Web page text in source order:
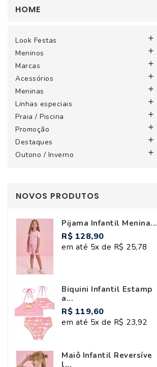
HOME
Look Festas 
Meninos 
Marcas 
Acessórios 
Meninas 
Linhas especiais 
Praia / Piscina 
Promoção 
Destaques 
Outono / Inverno 
NOVOS PRODUTOS
Pijama Infantil Menina...
R$ 128,90
em até 5x de R$ 25,78
Biquini Infantil Estamp
A...
R$ 119,60
em até 5x de R$ 23,92
Maiô Infantil Reversíve
L...